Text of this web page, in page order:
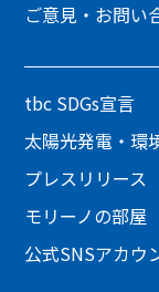
ご意見・お問い
tbc SDGs宣言
太陽光発電・環
プレスリリース
モリーノの部屋
公式SNSアカウ